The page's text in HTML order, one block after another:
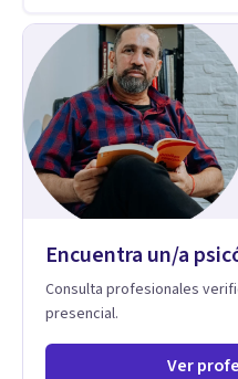
profesionales más
ansiedad, la baja
conflictos de pareja. Ha trabajado con pacientes en
diferentes países,
enfoque terapéutico se
trabaja el síntoma, trabaja la
metodología interviene en
sistema emocional,
infancia y reestructuración
origen. Si buscas un proceso superficial, este no es el lugar.
raíz de lo que te ocurre, la
es una de las mejores opciones
cuando sanas tu mundo
Encuentra un/a
Consulta profesionales
presencial.
Ver